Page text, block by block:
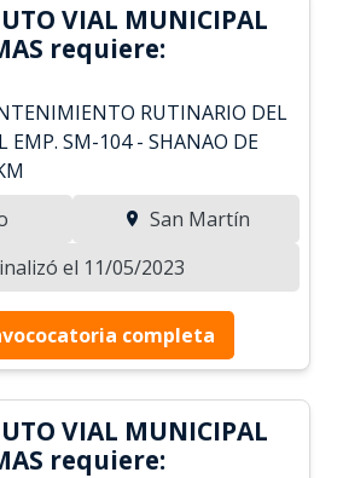
VIAL MUNICIPAL
requiere:
RUTINARIO DEL
EMP. SM-104 - SHANAO DE
San Martín
el 11/05/2023
completa
VIAL MUNICIPAL
requiere: